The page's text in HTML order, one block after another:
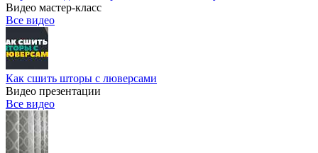
Видео мастер-класс
Все видео
Как сшить шторы с люверсами
Видео презентации
Все видео